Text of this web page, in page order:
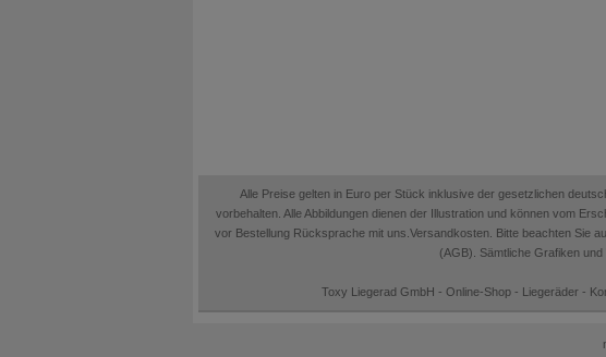
Alle Preise gelten in Euro per Stück inklusive der gesetzlichen
vorbehalten. Alle Abbildungen dienen der Illustration und können vom
vor Bestellung Rücksprache mit uns.Versandkosten. Bitte beachten Sie
(AGB). Sämtliche Grafiken
Toxy Liegerad GmbH - Online-Shop - Liegeräder -